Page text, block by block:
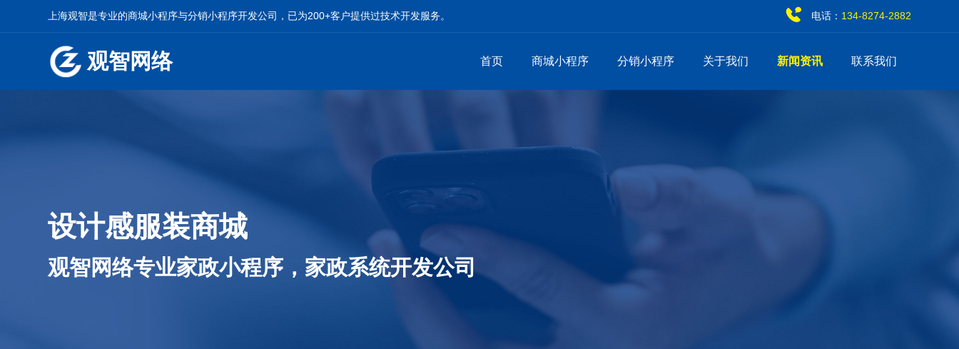
上海观智是专业的商城小程序与分销小程序开发公司，已为200+客户提供过技术开发服务。 134-8274-2882
电话：
观智网络 首页 商城小程序 分销小程序 关于我们 新闻资讯 联系我们
设计感服装商城
观智网络专业家政小程序，家政系统开发公司